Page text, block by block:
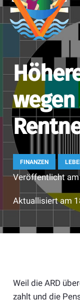
wegen
FINANZEN
Veröffentlicht
Aktuallisiert am
Weil die ARD
zahlt und die